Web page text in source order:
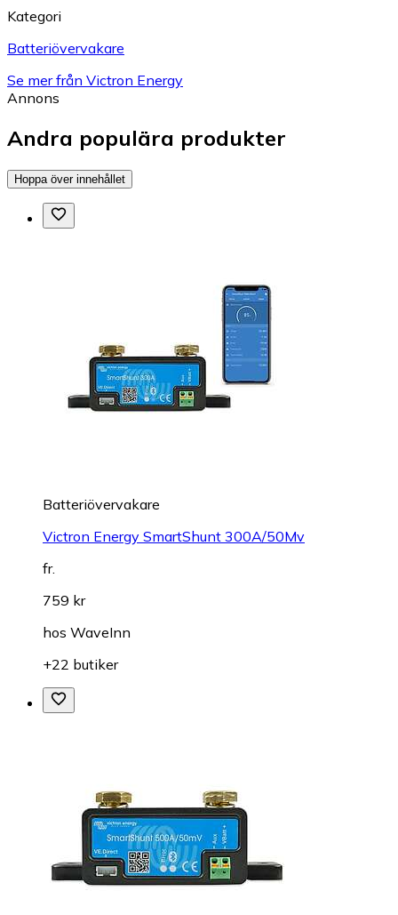
Kategori
Batteriövervakare
Se mer från Victron Energy
Annons
Andra populära produkter
Hoppa över innehållet
Batteriövervakare
Victron Energy SmartShunt 300A/50Mv
fr.
759 kr
hos WaveInn
+22 butiker